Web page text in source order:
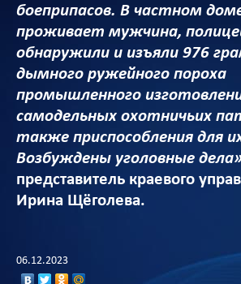
боеприпасов. В частном
проживает мужчина,
обнаружили и изъяли 976
дымного ружейного пороха
промышленного
самодельных охотничьих
также приспособления для
Возбуждены уголовные
представитель краевого
Ирина Щёголева.
06.12.2023